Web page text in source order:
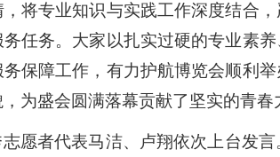
，将专业知识与实践工作深度结合
务任务。大家以扎实过硬的专业素
务保障工作，有力护航博览会顺利
为盛会圆满落幕贡献了坚实的青春
愿者代表马洁、卢翔依次上台发